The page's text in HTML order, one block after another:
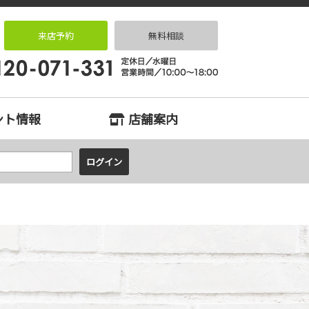
宅専門店 住まいる
来店予約 無料相談
情報 店舗案内